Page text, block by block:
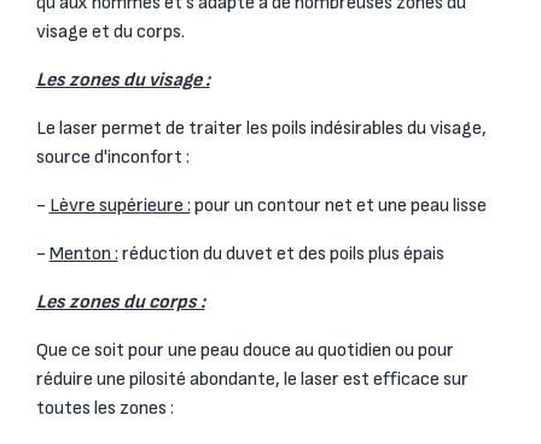
visage et du corps.
Les zones du visage :
Le laser permet de traiter les poils indésirables du visage,
source d'inconfort :
- Lèvre supérieure : pour un contour net et une peau lisse
- Menton : réduction du duvet et des poils plus épais
Les zones du corps :
Que ce soit pour une peau douce au quotidien ou pour
réduire une pilosité abondante, le laser est efficace sur
toutes les zones :